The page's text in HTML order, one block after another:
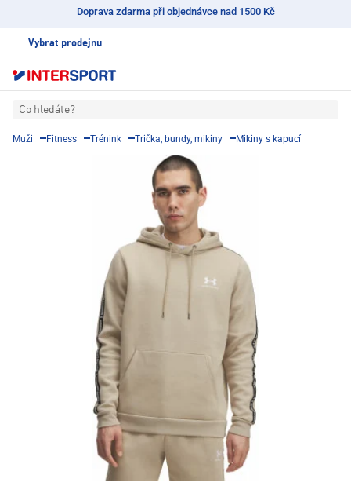
Doprava zdarma při objednávce nad 1500 Kč
Vybrat prodejnu
Co hledáte?
Muži Fitness Trénink Trička, bundy, mikiny Mikiny s kapucí